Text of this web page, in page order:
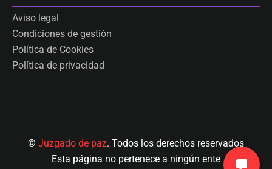
Aviso legal
Condiciones de gestión
Política de Cookies
Política de privacidad
© Juzgado de paz. Todos los derechos reservados
Esta página no pertenece a ningún ente